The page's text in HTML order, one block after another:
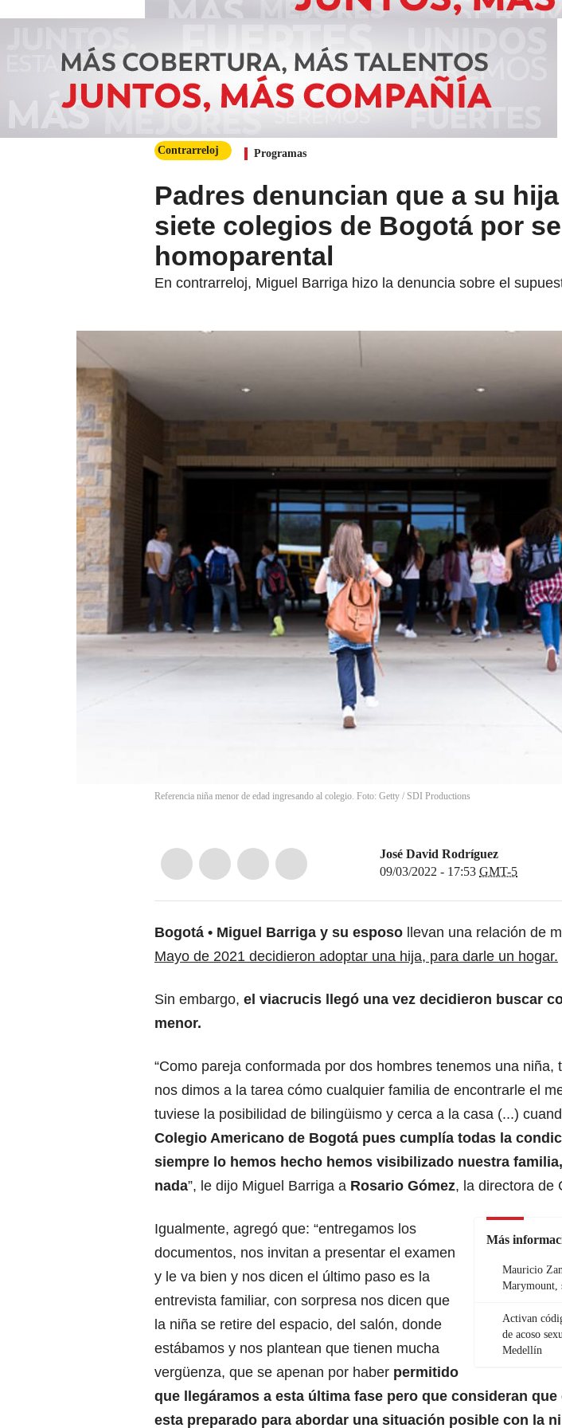
Contrarreloj Programas
Padres denuncian que a su
siete colegios de Bogotá por
homoparental
En contrarreloj, Miguel Barriga hizo la denuncia sobre el
Referencia niña menor de edad ingresando al colegio. Foto: Getty / SDI Productions
José David Rodríguez
09/03/2022 - 17:53 GMT-5
Bogotá Miguel Barriga y su esposo llevan una relación de
Mayo de 2021 decidieron adoptar una hija, para darle un hogar.
Sin embargo, el viacrucis llegó una vez decidieron buscar
menor.
“Como pareja conformada por dos hombres tenemos una niña,
nos dimos a la tarea cómo cualquier familia de encontrarle el
tuviese la posibilidad de bilingüismo y cerca a la casa (...)
Colegio Americano de Bogotá pues cumplía todas la
siempre lo hemos hecho hemos visibilizado nuestra
nada”, le dijo Miguel Barriga a Rosario Gómez, la directora de
Más
Mauricio
Marymount,
Activan
de acoso
Medellín
Igualmente, agregó que: “entregamos los
documentos, nos invitan a presentar el examen
y le va bien y nos dicen el último paso es la
entrevista familiar, con sorpresa nos dicen que
la niña se retire del espacio, del salón, donde
estábamos y nos plantean que tienen mucha
vergüenza, que se apenan por haber permitido
que llegáramos a esta última fase pero que consideran
esta preparado para abordar una situación posible con la